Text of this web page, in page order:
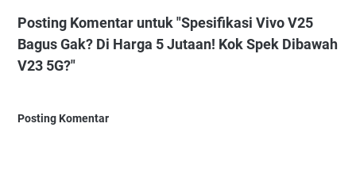
Posting Komentar untuk "Spesifikasi Vivo V25
Bagus Gak? Di Harga 5 Jutaan! Kok Spek Dibawah
V23 5G?"
Posting Komentar